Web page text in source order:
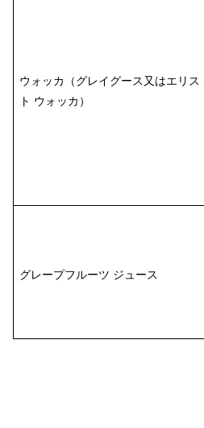
ウォッカ（グレイグース又はエリス
ト ウォッカ）
グレープフルーツ ジュース